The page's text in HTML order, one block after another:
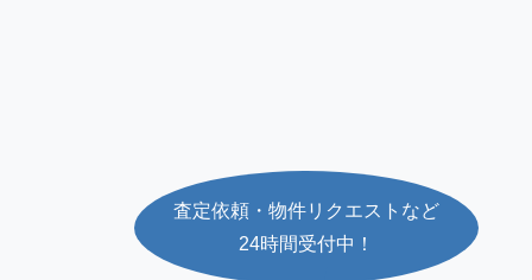
査定依頼・物件リクエストなど
24時間受付中！